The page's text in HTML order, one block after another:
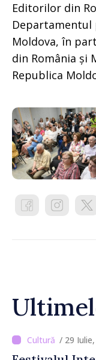
Editorilor din
Departamentul
Moldova, în
din România și
Republica
/ 29